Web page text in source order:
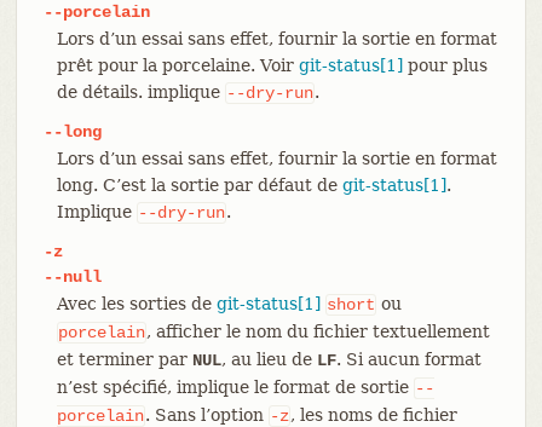
--porcelain
Lors d’un essai sans effet, fournir la sortie en format
prêt pour la porcelaine. Voir git-status[1] pour plus
de détails. implique --dry-run.
--long
Lors d’un essai sans effet, fournir la sortie en format
long. C’est la sortie par défaut de git-status[1].
Implique --dry-run.
-z
--null
Avec les sorties de git-status[1] short ou
porcelain, afficher le nom du fichier textuellement
et terminer par NUL, au lieu de LF. Si aucun format
n’est spécifié, implique le format de sortie --
porcelain. Sans l’option -z, les noms de fichier